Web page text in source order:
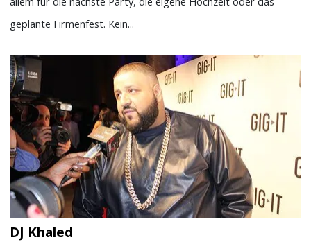
geplante Firmenfest. Kein...
DJ Khaled